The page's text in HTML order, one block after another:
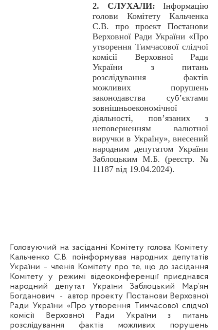
2. СЛУХАЛИ: Інформацію
голови Комітету Кальченка
С.В. про проект Постанови
Верховної Ради України «Про
утворення Тимчасової слідчої
комісії Верховної Ради
України з питань
розслідування фактів
можливих порушень
законодавства суб’єктами
зовнішньоекономічної
діяльності, пов’язаних з
неповерненням валютної
виручки в Україну», внесений
народним депутатом України
Заблоцьким М.Б. (реєстр. №
11187 від 19.04.2024).
Головуючий на засіданні Комітету голова Комітету
Кальченко С.В. поінформував народних депутатів
України – членів Комітету про те, що до засідання
Комітету у режимі відеоконференції приєднався
народний депутат України Заблоцький Мар’ян
Богданович
- автор проекту Постанови Верховної
Ради України «Про утворення Тимчасової слідчої
комісії Верховної Ради України з питань
розслідування фактів можливих порушень